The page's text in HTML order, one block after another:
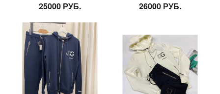
25000 РУБ. 26000 РУБ.